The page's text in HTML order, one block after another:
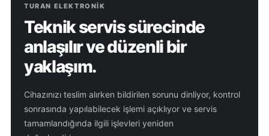
TURAN ELEKTRONIK
Teknik servis sürecinde
anlaşılır ve düzenli bir
yaklaşım.
Cihazınızı teslim alırken bildirilen sorunu dinliyor, kontrol
sonrasında yapılabilecek işlemi açıklıyor ve servis
tamamlandığında ilgili işlevleri yeniden